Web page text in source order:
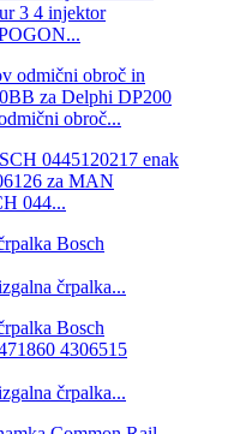
obroč...
044...
črpalka...
črpalka...